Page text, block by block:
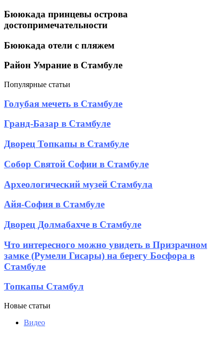
Бююкада принцевы острова
достопримечательности
Бююкада отели с пляжем
Район Умрание в Стамбуле
Популярные статьи
Голубая
мечеть
в
Стамбуле
Голубая мечеть в Стамбуле
Гранд-
Базар
в
Стамбуле
Гранд-Базар в Стамбуле
Дворец
Топкапы
в
Стамбуле
Дворец Топкапы в Стамбуле
Собор
Святой
Софии
в
Собор Святой Софии в Стамбуле
Археологический
музей
Стамбула
Археологический музей Стамбула
Айя-
в
Стамбуле
Айя-София в Стамбуле
Дворец
Долмабахче
в
Стамбуле
Дворец Долмабахче в Стамбуле
Что
интересного
можно
увидеть
Призрачном
(Румели
Что интересного можно увидеть в Призрачном
замке (Румели Гисары) на берегу Босфора в
Стамбуле
Топкапы
Топкапы Стамбул
Новые статьи
Видео